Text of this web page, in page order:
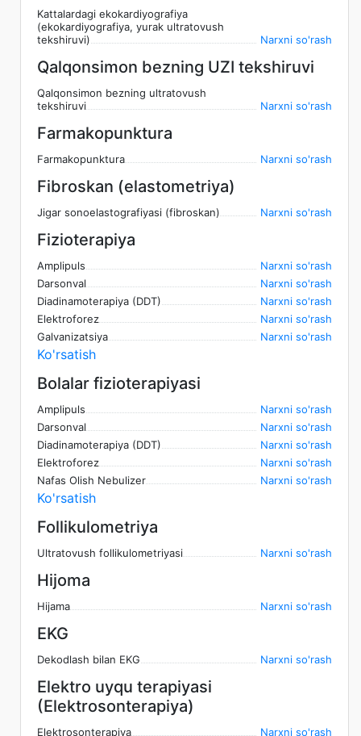
Kattalardagi ekokardiyografiya
(ekokardiyografiya, yurak ultratovush
tekshiruvi)
Narxni so'rash
Qalqonsimon bezning UZI tekshiruvi
Qalqonsimon bezning ultratovush
tekshiruvi
Narxni so'rash
Farmakopunktura
Farmakopunktura Narxni so'rash
Fibroskan (elastometriya)
Jigar sonoelastografiyasi (fibroskan) Narxni so'rash
Fizioterapiya
Amplipuls
Narxni so'rash
Darsonval
Narxni so'rash
Diadinamoterapiya (DDT)
Narxni so'rash
Elektroforez
Narxni so'rash
Galvanizatsiya
Narxni so'rash
Ko'rsatish
Bolalar fizioterapiyasi
Amplipuls
Narxni so'rash
Darsonval
Narxni so'rash
Diadinamoterapiya (DDT)
Narxni so'rash
Elektroforez
Narxni so'rash
Nafas Olish Nebulizer
Narxni so'rash
Ko'rsatish
Follikulometriya
Ultratovush follikulometriyasi Narxni so'rash
Hijoma
Hijama Narxni so'rash
EKG
Dekodlash bilan EKG Narxni so'rash
Elektro uyqu terapiyasi
(Elektrosonterapiya)
Elektrosonterapiya Narxni so'rash